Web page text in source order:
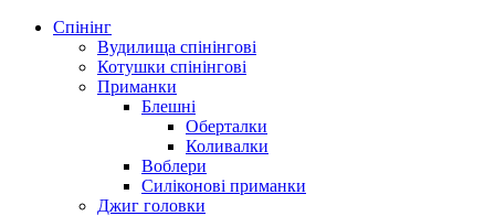
Спінінг
Вудилища спінінгові
Котушки спінінгові
Приманки
Блешні
Оберталки
Коливалки
Воблери
Силіконові приманки
Джиг головки